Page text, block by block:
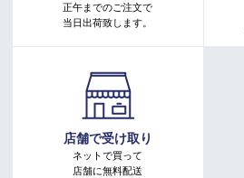
正午までのご注文で
当日出荷致します。
店舗で受け取り
ネットで買って
店舗に無料配送